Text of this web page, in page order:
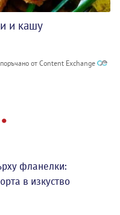
и кашу
от Content Exchange
фланелки:
в изкуство